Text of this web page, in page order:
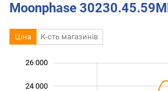
Moonphase
Ціна К-сть магазинів
24 000
26 000